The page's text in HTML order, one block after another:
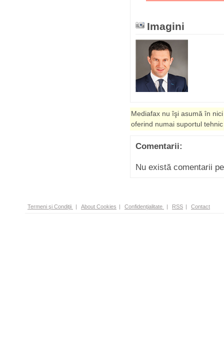
Imagini
Mediafax nu îşi asumă în
oferind numai suportul
Comentarii:
Nu există comentarii
Termeni şi Condiţii | About Cookies | Confidenţialitate | RSS | Contact